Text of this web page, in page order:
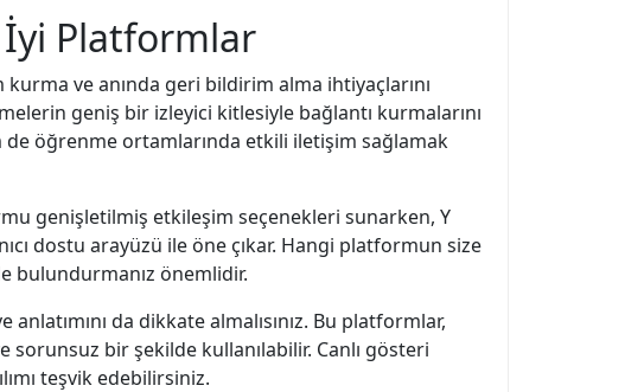
İyi Platformlar
ve anında geri bildirim alma ihtiyaçlarını
geniş bir izleyici kitlesiyle bağlantı kurmalarını
de öğrenme ortamlarında etkili iletişim sağlamak
genişletilmiş etkileşim seçenekleri sunarken, Y
dostu arayüzü ile öne çıkar. Hangi platformun size
bulundurmanız önemlidir.
da dikkate almalısınız. Bu platformlar,
sorunsuz bir şekilde kullanılabilir. Canlı gösteri
teşvik edebilirsiniz.